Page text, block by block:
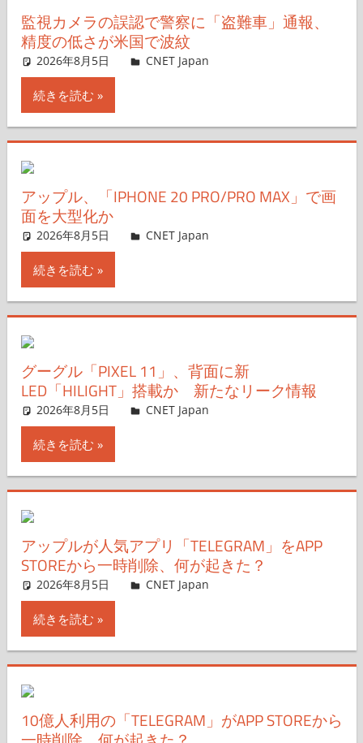
監視カメラの誤認で警察に「盗難車」通報、
精度の低さが米国で波紋
2026年8月5日 CNET Japan
続きを読む
アップル、「IPHONE 20 PRO/PRO MAX」で画
面を大型化か
2026年8月5日 CNET Japan
続きを読む
グーグル「PIXEL 11」、背面に新
LED「HILIGHT」搭載か 新たなリーク情報
2026年8月5日 CNET Japan
続きを読む
アップルが人気アプリ「TELEGRAM」をAPP
STOREから一時削除、何が起きた？
2026年8月5日 CNET Japan
続きを読む
10億人利用の「TELEGRAM」がAPP STOREから